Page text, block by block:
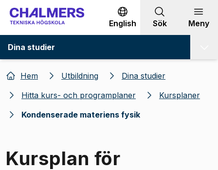
Gå till innehållet
English Sök Meny
Dina studier
Hem Utbildning
Dina studier
Hitta kurs- och programplaner
Kursplaner
Kondenserade materiens fysik
Kursplan för